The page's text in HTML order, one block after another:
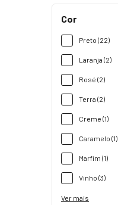
Cor
Preto (22)
Laranja (2)
Rosé (2)
Terra (2)
Creme (1)
Caramelo (1)
Marfim (1)
Vinho (3)
Ver mais